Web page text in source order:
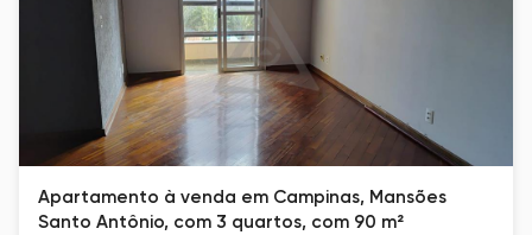
Apartamento à venda em Campinas, Mansões
Santo Antônio, com 3 quartos, com 90 m²